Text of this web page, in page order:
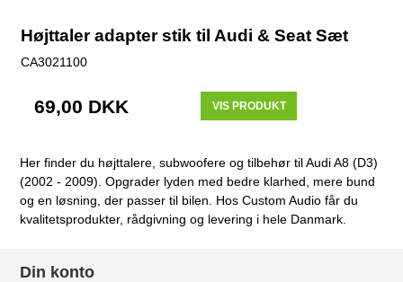
Højttaler adapter stik til Audi & Seat Sæt
CA3021100
69,00 DKK VIS PRODUKT
Her finder du højttalere, subwoofere og tilbehør til Audi A8 (D3)
(2002 - 2009). Opgrader lyden med bedre klarhed, mere bund
og en løsning, der passer til bilen. Hos Custom Audio får du
kvalitetsprodukter, rådgivning og levering i hele Danmark.
Din konto